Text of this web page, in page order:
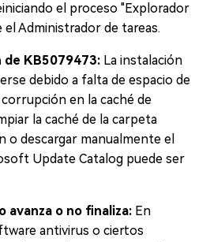
el proceso "Explorador
el Administrador de tareas.
de KB5079473: La instalación
debido a falta de espacio de
en la caché de
la caché de la carpeta
descargar manualmente el
Update Catalog puede ser
avanza o no finaliza: En
antivirus o ciertos